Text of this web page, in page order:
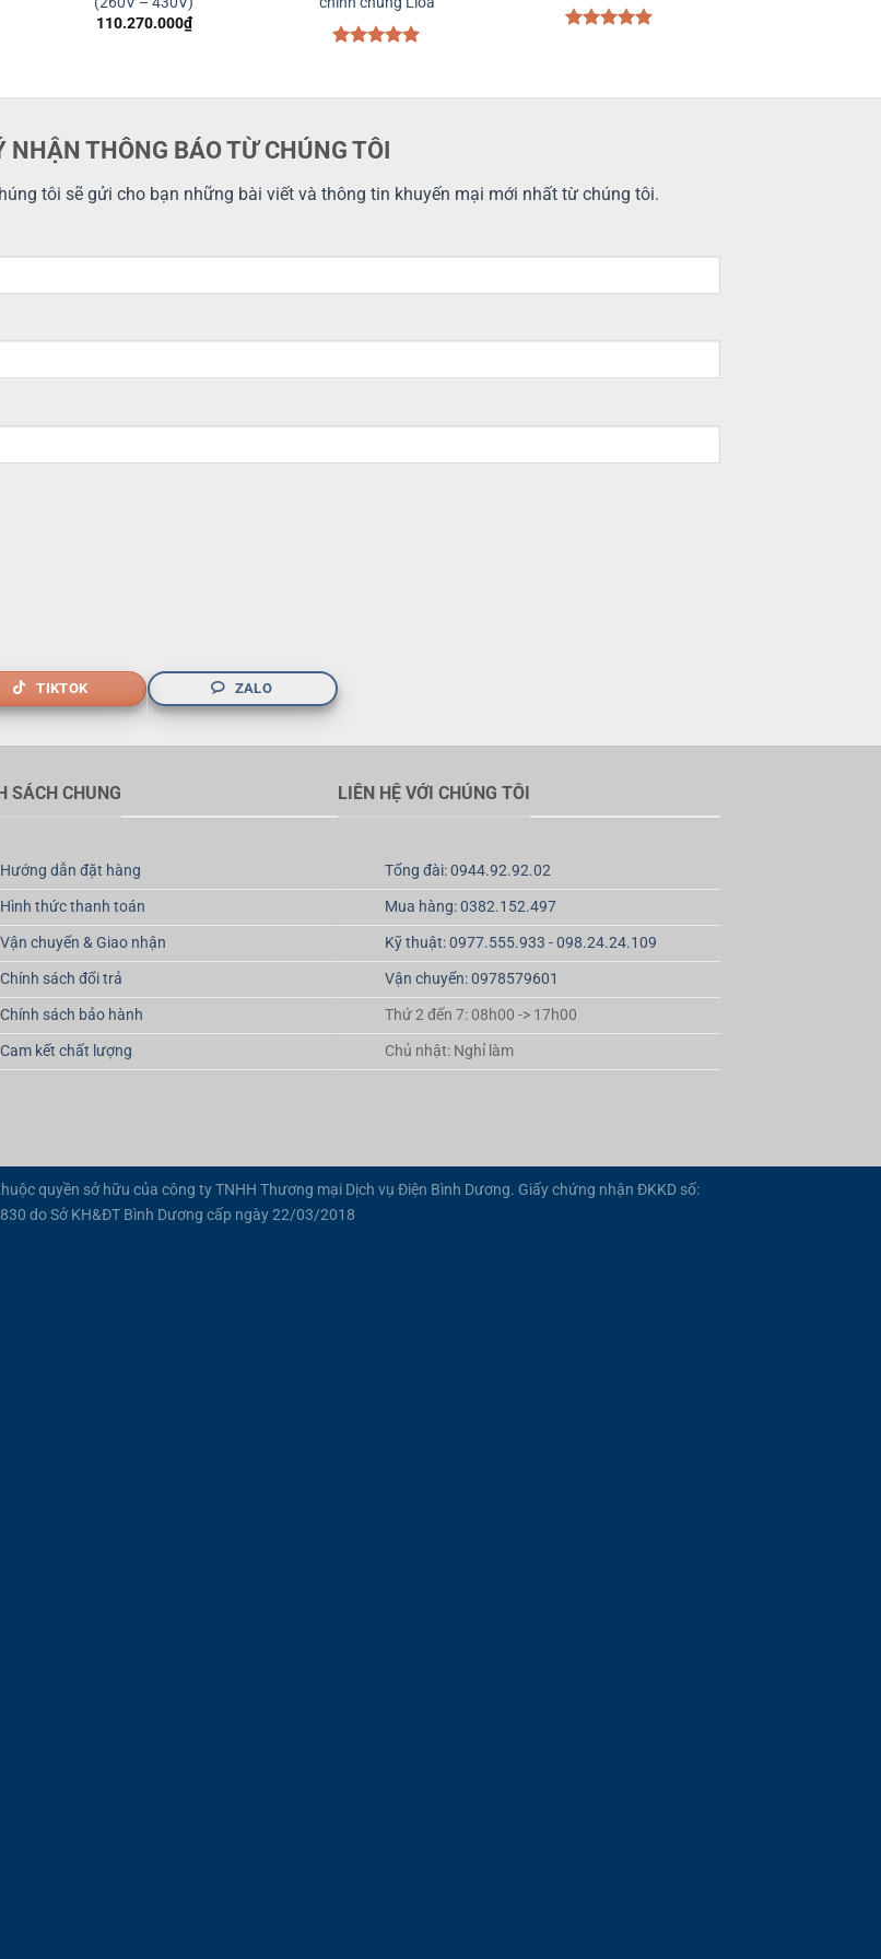
110.270.000₫
5 sao
NHẬN THÔNG BÁO TỪ CHÚNG TÔI
tôi sẽ gửi cho bạn những bài viết và thông tin khuyến mại mới nhất từ chúng tôi.
TIKTOK ZALO
SÁCH CHUNG
Hướng dẫn đặt hàng
Hình thức thanh toán
Vận chuyển & Giao nhận
Chính sách đổi trả
Chính sách bảo hành
Cam kết chất lượng
LIÊN HỆ VỚI CHÚNG TÔI
Tổng đài: 0944.92.92.02
Mua hàng: 0382.152.497
Kỹ thuật: 0977.555.933 - 098.24.24.109
Vận chuyển: 0978579601
Thứ 2 đến 7: 08h00 -> 17h00
Chủ nhật: Nghỉ làm
quyền sở hữu của công ty TNHH Thương mại Dịch vụ Điện Bình Dương. Giấy chứng nhận ĐKKD số:
do Sở KH&ĐT Bình Dương cấp ngày 22/03/2018